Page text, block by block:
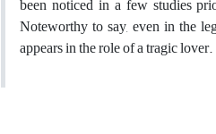
Noteworthy to say, even in the
appears in the role of a tragic lover.